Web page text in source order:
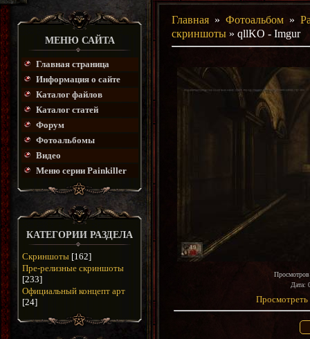
МЕНЮ САЙТА
Главная страница
Информация о сайте
Каталог файлов
Каталог статей
Форум
Фотоальбомы
Видео
Меню серии Painkiller
КАТЕГОРИИ РАЗДЕЛА
Скриншоты [162]
Пре-релизные скриншоты
[233]
Официальный концепт арт
[24]
Главная »Фотоальбом »
скриншоты » qllKO - Imgur
Просмотров
Дата:
Просмотреть